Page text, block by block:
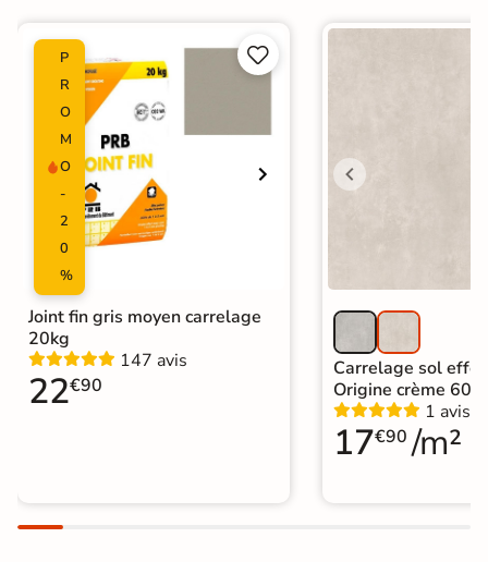
P
R
O
M
O
-
2
0
%


Joint fin gris moyen carrelage
20kg
147 avis
22€90
Carrelage sol
Origine crème
1 avis
17€90 /m²